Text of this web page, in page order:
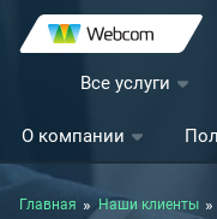
Все услуги
О компании
Главная Наши клиенты